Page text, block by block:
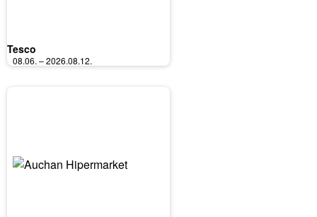
Tesco
08.06. – 2026.08.12.